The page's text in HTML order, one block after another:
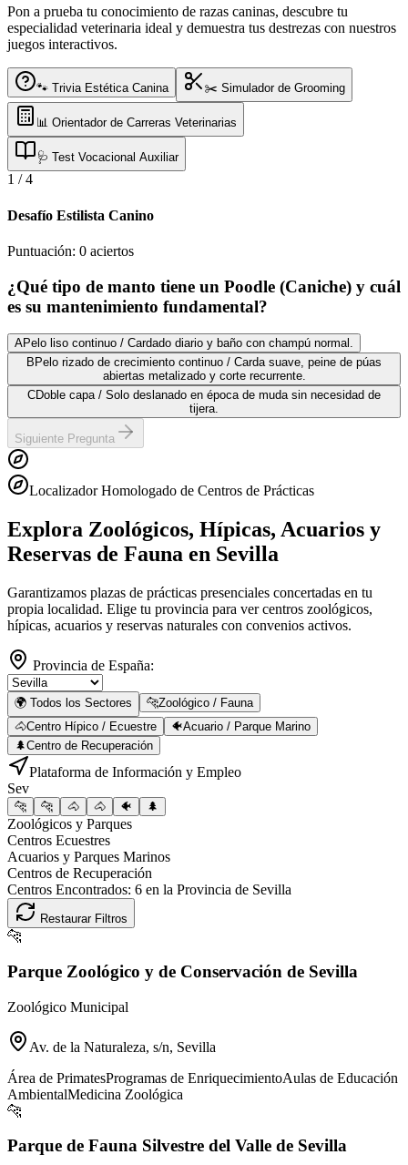
Pon a prueba tu conocimiento de razas caninas, descubre tu
especialidad veterinaria ideal y demuestra tus destrezas con nuestros
juegos interactivos.
🐾 Trivia Estética Canina ✂️ Simulador de Grooming
📊 Orientador de Carreras Veterinarias
🩺 Test Vocacional Auxiliar
1 /4
Desafío Estilista Canino
Puntuación: 0 aciertos
¿Qué tipo de manto tiene un Poodle (Caniche) y cuál
es su mantenimiento fundamental?
APelo liso continuo / Cardado diario y baño con champú normal.
B Pelo rizado de crecimiento continuo / Carda suave, peine de púas
abiertas metalizado y corte recurrente.
CDoble capa / Solo deslanado en época de muda sin necesidad de
tijera.
Siguiente Pregunta
Localizador Homologado de Centros de Prácticas
Explora Zoológicos, Hípicas, Acuarios y
Reservas de Fauna en Sevilla
Garantizamos plazas de prácticas presenciales concertadas en tu
propia localidad. Elige tu provincia para ver centros zoológicos,
hípicas, acuarios y reservas naturales con convenios activos.
Provincia de España:
🌍 Todos los Sectores 🐆Zoológico / Fauna
🐴Centro Hípico / Ecuestre 🐠Acuario / Parque Marino
🌲Centro de Recuperación
Plataforma de Información y Empleo
Sev
🐆 🐆 🐴 🐴 🐠 🌲
Zoológicos y Parques
Centros Ecuestres
Acuarios y Parques Marinos
Centros de Recuperación
Centros Encontrados: 6 en la Provincia de Sevilla
Restaurar Filtros
🐆
Parque Zoológico y de Conservación de Sevilla
Zoológico Municipal
Av. de la Naturaleza, s/n, Sevilla
Área de PrimatesProgramas de EnriquecimientoAulas de Educación
AmbientalMedicina Zoológica
🐆
Parque de Fauna Silvestre del Valle de Sevilla